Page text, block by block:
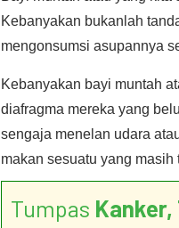
Kebanyakan bukanlah
mengonsumsi asupannya
Kebanyakan bayi muntah
diafragma mereka yang
sengaja menelan udara
makan sesuatu yang
Tumpas